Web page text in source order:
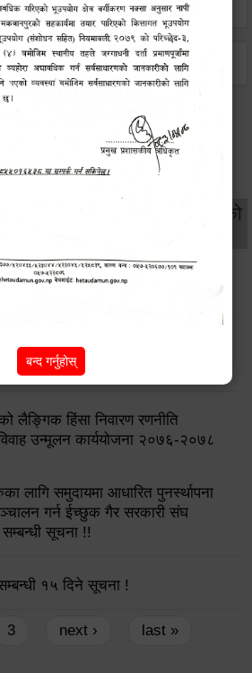
सूचनाको
सम्बन्धी सूचना
लैङ्गिक समानता तथा सामाजिक
२०८२
लैङ्गिक हिंसा निवारण रणनीति
उन्मूलन कार्ययोजना २०७६-२०७८
लागि समुदायमा आधारित पुनर्स्थापना
गर्न ईच्छुक गैर सरकारी संघ
सूचना !!
१५ दिने सूचना !
3 next › last »
बन्द गर्नुहोस्